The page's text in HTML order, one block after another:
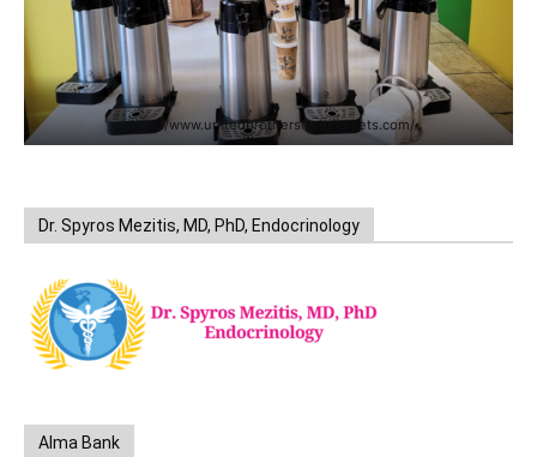
https://www.unitedbrothersfruitmarkets.com/
Dr. Spyros Mezitis, MD, PhD, Endocrinology
Alma Bank